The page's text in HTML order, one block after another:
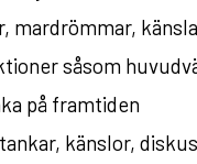
mardrömmar,
såsom
på framtiden
känslor,